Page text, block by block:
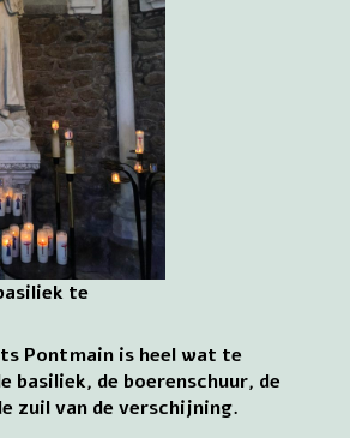
te
Pontmain is heel wat te
basiliek, de boerenschuur, de
zuil van de verschijning.